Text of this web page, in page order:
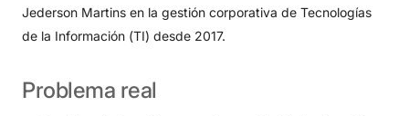
Jederson Martins en la gestión corporativa de Tecnologías
de la Información (TI) desde 2017.
Problema real